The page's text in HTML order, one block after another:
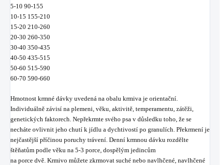
5-10 90-155
10-15 155-210
15-20 210-260
20-30 260-350
30-40 350-435
40-50 435-515
50-60 515-590
60-70 590-660
Hmotnost krmné dávky uvedená na obalu krmiva je orientační.
Individuálně závisí na plemeni, věku, aktivitě, temperamentu, zátěži,
genetických faktorech. Nepřekrmte svého psa v důsledku toho, že se
necháte ovlivnit jeho chutí k jídlu a dychtivostí po granulích. Překrmení je
nejčastější příčinou poruchy trávení. Denní krmnou dávku rozdělte
štěňatům podle věku na 5-3 porce, dospělým jedincům
na porce dvě. Krmivo můžete zkrmovat suché nebo navlhčené, navlhčené